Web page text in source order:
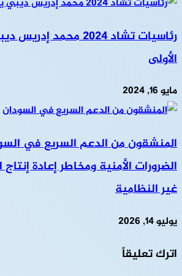
رئاسيات تشاد 2024
الأولى
مايو 16, 2024
المنشقون من الدعم السريع في
الضرورات الأمنية ومخاطر إعادة
غير النظامية
يوليو 14, 2026
اترك تعليقاً